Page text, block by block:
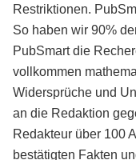
Restriktionen.
So haben wir 90%
PubSmart die
vollkommen
Widersprüche und
an die Redaktion
Redakteur über 100
bestätigten Fakten